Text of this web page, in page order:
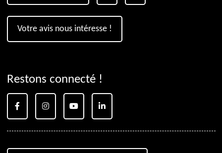
Votre avis nous intéresse !
Restons connecté !